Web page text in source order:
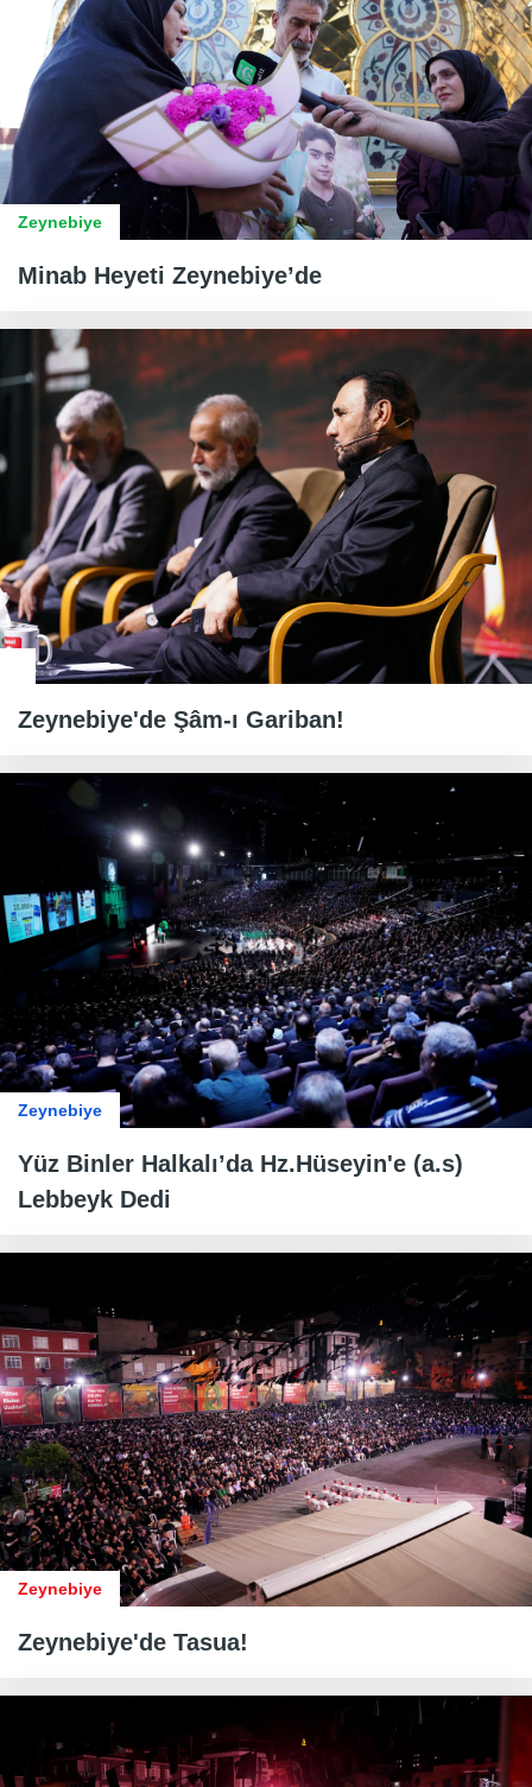
Zeynebiye
Minab Heyeti Zeynebiye’de
Zeynebiye'de Şâm-ı Gariban!
Zeynebiye
Yüz Binler Halkalı’da Hz.Hüseyin'e (a.s)
Lebbeyk Dedi
Zeynebiye
Zeynebiye'de Tasua!